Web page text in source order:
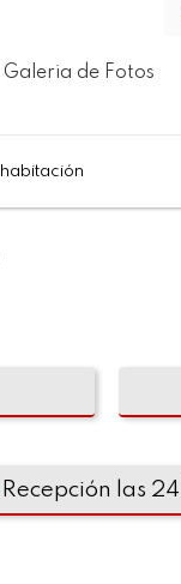
Galeria de Fotos
habitación
Recepción las